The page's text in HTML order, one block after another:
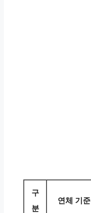
구
분
연체 기준